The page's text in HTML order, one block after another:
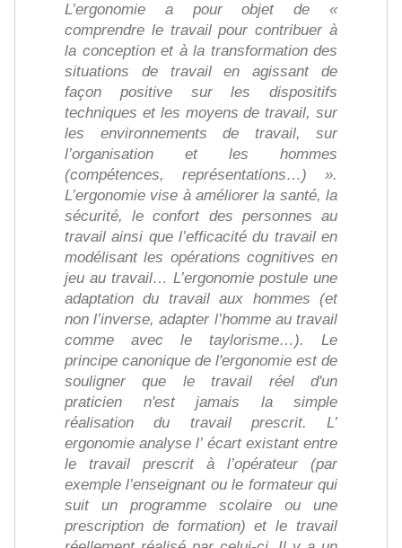
L’ergonomie a pour objet de «
comprendre le travail pour contribuer à
la conception et à la transformation des
situations de travail en agissant de
façon positive sur les dispositifs
techniques et les moyens de travail, sur
les environnements de travail, sur
l’organisation et les hommes
(compétences, représentations…) ».
L’ergonomie vise à améliorer la santé, la
sécurité, le confort des personnes au
travail ainsi que l’efficacité du travail en
modélisant les opérations cognitives en
jeu au travail… L’ergonomie postule une
adaptation du travail aux hommes (et
non l’inverse, adapter l’homme au travail
comme avec le taylorisme…). Le
principe canonique de l'ergonomie est de
souligner que le travail réel d'un
praticien n'est jamais la simple
réalisation du travail prescrit. L’
ergonomie analyse l’ écart existant entre
le travail prescrit à l’opérateur (par
exemple l’enseignant ou le formateur qui
suit un programme scolaire ou une
prescription de formation) et le travail